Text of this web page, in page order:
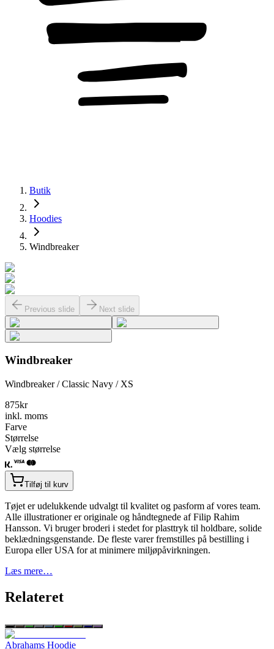
Butik
Hoodies
Windbreaker
Previous slide Next slide
Windbreaker
Windbreaker / Classic Navy / XS
875kr
inkl. moms
Farve
Størrelse
Vælg størrelse
Tilføj til kurv
Tøjet er udelukkende udvalgt til kvalitet og pasform af vores team.
Alle illustrationer er originale og håndtegnede af Filip Rahim
Hansson. Vi bruger broderi i stedet for plasttryk til holdbare, solide
beklædningsgenstande. De fleste varer fremstilles på bestilling i
Europa eller USA for at minimere miljøpåvirkningen.
Læs mere…
Relateret
Abrahams Hoodie